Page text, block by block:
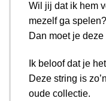
Wil jij dat ik hem
mezelf ga spelen?
Dan moet je
Ik beloof dat je
Deze string is
oude collectie.